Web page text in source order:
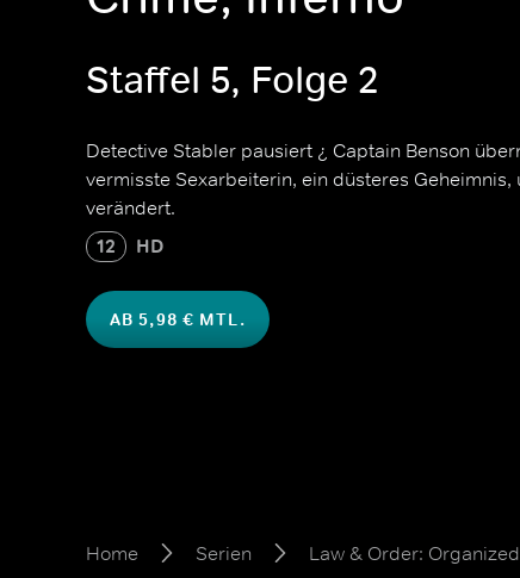
Staffel 5, Folge 2
Detective Stabler pausiert ¿ Captain Benson
vermisste Sexarbeiterin, ein düsteres
verändert.
12 HD
AB 5,98 € MTL.
Home Serien Law & Order: